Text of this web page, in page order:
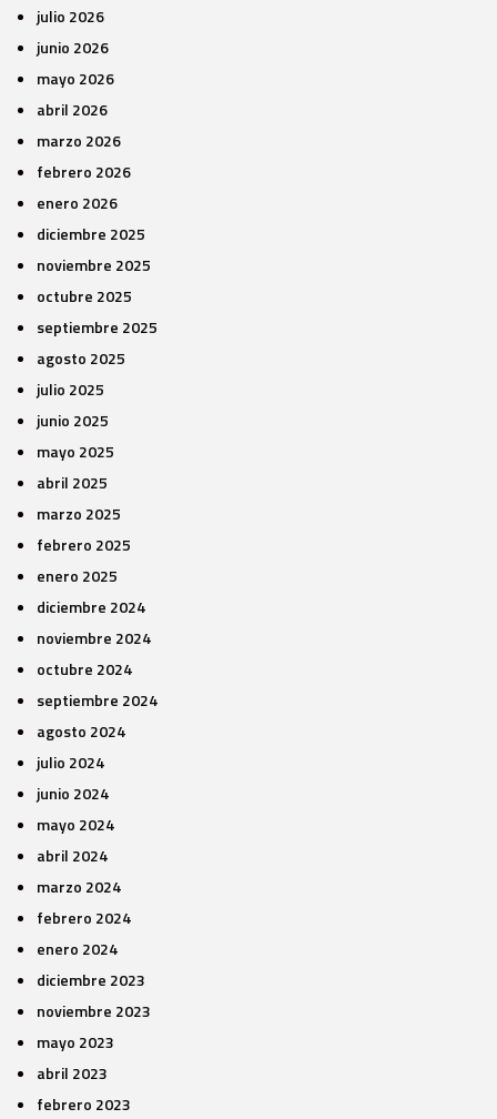
julio 2026
junio 2026
mayo 2026
abril 2026
marzo 2026
febrero 2026
enero 2026
diciembre 2025
noviembre 2025
octubre 2025
septiembre 2025
agosto 2025
julio 2025
junio 2025
mayo 2025
abril 2025
marzo 2025
febrero 2025
enero 2025
diciembre 2024
noviembre 2024
octubre 2024
septiembre 2024
agosto 2024
julio 2024
junio 2024
mayo 2024
abril 2024
marzo 2024
febrero 2024
enero 2024
diciembre 2023
noviembre 2023
mayo 2023
abril 2023
febrero 2023